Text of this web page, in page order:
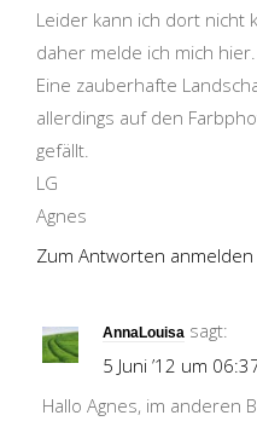
Leider kann ich dort nicht
daher melde ich mich hier.
Eine zauberhafte
allerdings auf den
gefällt.
LG
Agnes
Zum Antworten anmelden
AnnaLouisa sagt:
5 Juni ’12 um
Hallo Agnes, im anderen